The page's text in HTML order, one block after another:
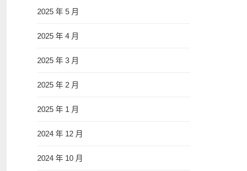
2025 年 5 月
2025 年 4 月
2025 年 3 月
2025 年 2 月
2025 年 1 月
2024 年 12 月
2024 年 10 月